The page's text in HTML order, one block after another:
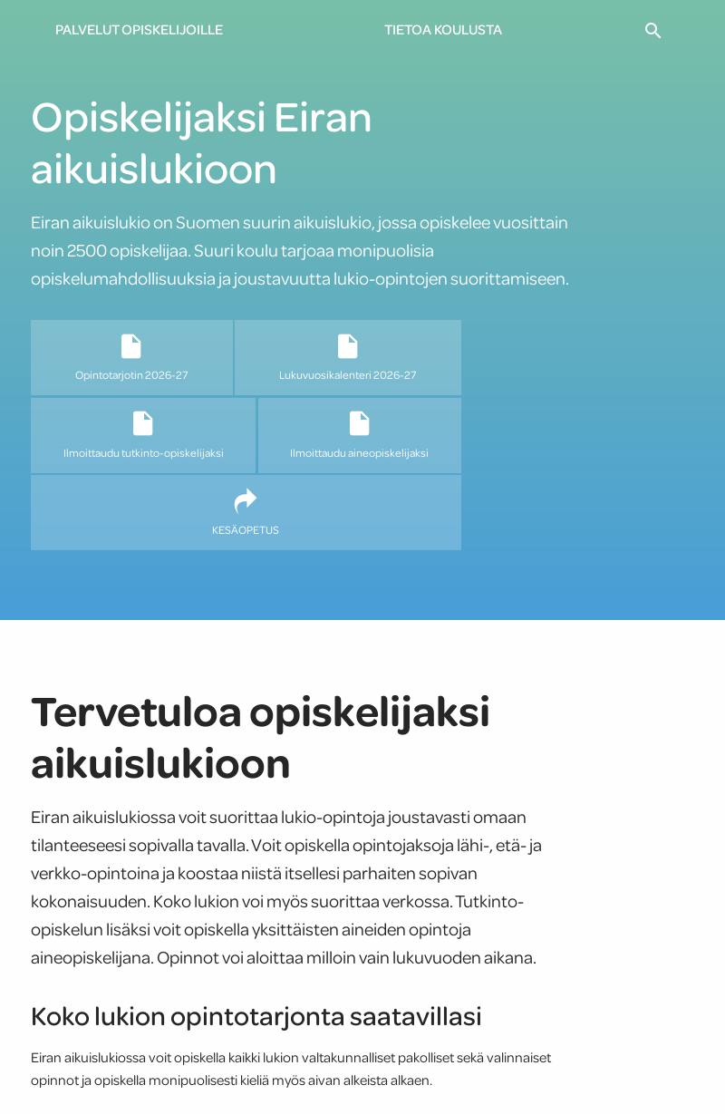
PALVELUT OPISKELIJOILLE TIETOA KOULUSTA
Opiskelijaksi Eiran
aikuislukioon
Eiran aikuislukio on Suomen suurin aikuislukio, jossa opiskelee vuosittain
noin 2500 opiskelijaa. Suuri koulu tarjoaa monipuolisia
opiskelumahdollisuuksia ja joustavuutta lukio-opintojen suorittamiseen.
Opintotarjotin 2026-27 Lukuvuosikalenteri 2026-27
Ilmoittaudu tutkinto-opiskelijaksi Ilmoittaudu aineopiskelijaksi
KESÄOPETUS
Tervetuloa opiskelijaksi
aikuislukioon
Eiran aikuislukiossa voit suorittaa lukio-opintoja joustavasti omaan
tilanteeseesi sopivalla tavalla. Voit opiskella opintojaksoja lähi-, etä- ja
verkko-opintoina ja koostaa niistä itsellesi parhaiten sopivan
kokonaisuuden. Koko lukion voi myös suorittaa verkossa. Tutkinto-
opiskelun lisäksi voit opiskella yksittäisten aineiden opintoja
aineopiskelijana. Opinnot voi aloittaa milloin vain lukuvuoden aikana.
Koko lukion opintotarjonta saatavillasi
Eiran aikuislukiossa voit opiskella kaikki lukion valtakunnalliset pakolliset sekä valinnaiset
opinnot ja opiskella monipuolisesti kieliä myös aivan alkeista alkaen.